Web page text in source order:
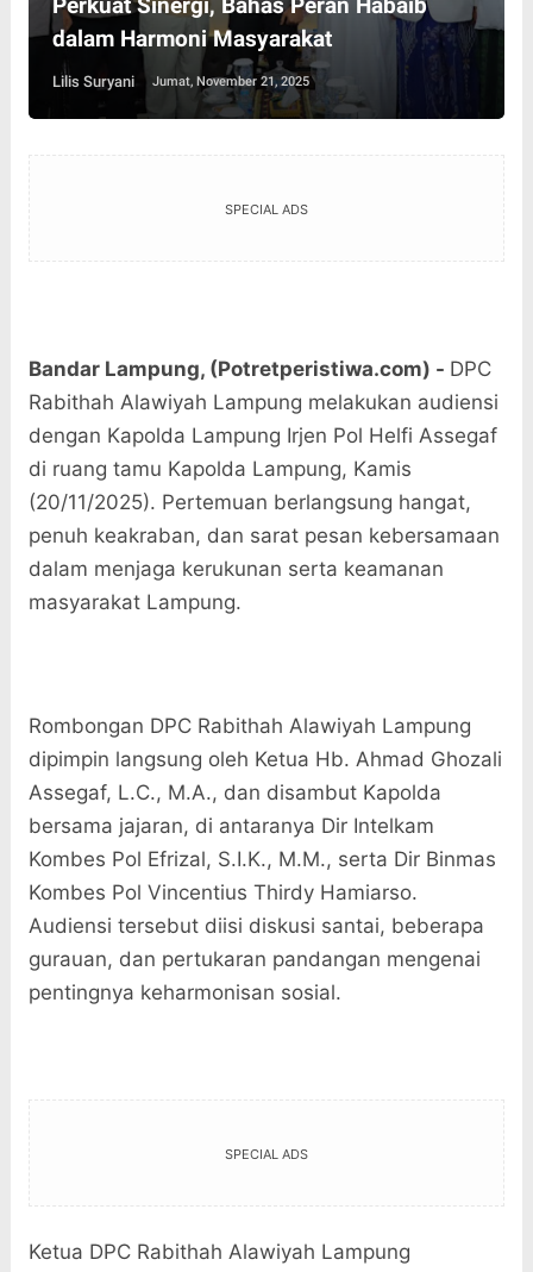
dalam Harmoni Masyarakat
Lilis Suryani Jumat, November 21, 2025
SPECIAL ADS
Bandar Lampung, (Potretperistiwa.com) - DPC
Rabithah Alawiyah Lampung melakukan audiensi
dengan Kapolda Lampung Irjen Pol Helfi Assegaf
di ruang tamu Kapolda Lampung, Kamis
(20/11/2025). Pertemuan berlangsung hangat,
penuh keakraban, dan sarat pesan kebersamaan
dalam menjaga kerukunan serta keamanan
masyarakat Lampung.
Rombongan DPC Rabithah Alawiyah Lampung
dipimpin langsung oleh Ketua Hb. Ahmad Ghozali
Assegaf, L.C., M.A., dan disambut Kapolda
bersama jajaran, di antaranya Dir Intelkam
Kombes Pol Efrizal, S.I.K., M.M., serta Dir Binmas
Kombes Pol Vincentius Thirdy Hamiarso.
Audiensi tersebut diisi diskusi santai, beberapa
gurauan, dan pertukaran pandangan mengenai
pentingnya keharmonisan sosial.
SPECIAL ADS
Ketua DPC Rabithah Alawiyah Lampung